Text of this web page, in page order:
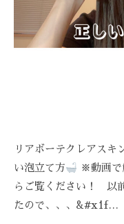
リアボーテクレアス
い泡立て方
※動画で
らご覧ください！ 以
たので、、、&#x1f…